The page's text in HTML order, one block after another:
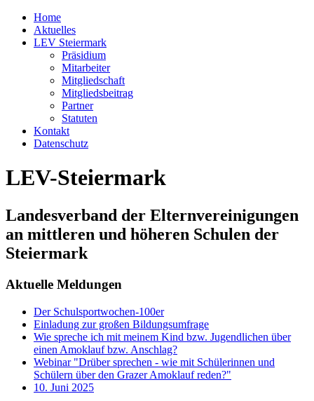
Home
Aktuelles
LEV Steiermark
Präsidium
Mitarbeiter
Mitgliedschaft
Mitgliedsbeitrag
Partner
Statuten
Kontakt
Datenschutz
LEV-Steiermark
Landesverband der Elternvereinigungen
an mittleren und höheren Schulen der
Steiermark
Aktuelle Meldungen
Der Schulsportwochen-100er
Einladung zur großen Bildungsumfrage
Wie spreche ich mit meinem Kind bzw. Jugendlichen über
einen Amoklauf bzw. Anschlag?
Webinar "Drüber sprechen - wie mit Schülerinnen und
Schülern über den Grazer Amoklauf reden?"
10. Juni 2025